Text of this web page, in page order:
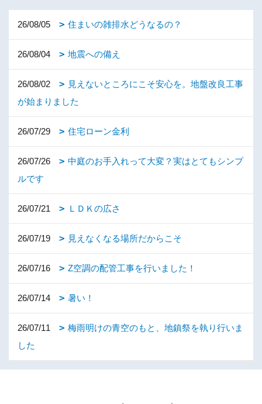
26/08/05 住まいの雑排水どうなるの？
26/08/04 地震への備え
26/08/02
見えないところにこそ安心を。地盤改良工事
が始まりました
26/07/29 住宅ローン金利
26/07/26
中庭のお手入れって大変？実はとてもシンプ
ルです
26/07/21 ＬＤＫの広さ
26/07/19 見えなくなる場所だからこそ
26/07/16 Z空調の配管工事を行いました！
26/07/14 暑い！
26/07/11
梅雨明けの青空のもと、地鎮祭を執り行いま
した